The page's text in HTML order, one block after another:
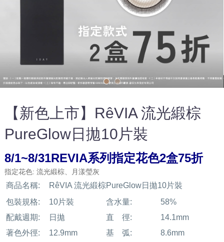
【新色上市】RêVIA 流光緞棕
PureGlow日拋10片裝
8/1~8/31REVIA系列指定花色2盒75折
指定花色: 流光緞棕、月漾瑩灰
商品名稱:
RêVIA 流光緞棕PureGlow日拋10片裝
包裝規格:
10片裝 含水量:
58%
配戴週期:
日拋 直 徑:
14.1mm
著色外徑:
12.9mm 基 弧:
8.6mm